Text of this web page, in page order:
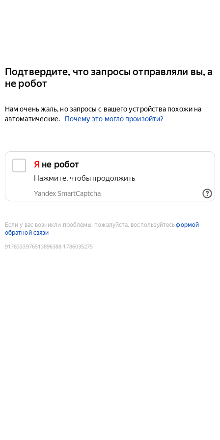
Подтвердите, что запросы отправляли вы, а
не робот
Нам очень жаль, но запросы с вашего устройства похожи на
автоматические.
Почему это могло произойти?
Я не робот
Нажмите, чтобы продолжить
Yandex SmartCaptcha
Если у вас возникли проблемы, пожалуйста, воспользуйтесьформой
обратной связи
9178333976513896388:1786035275